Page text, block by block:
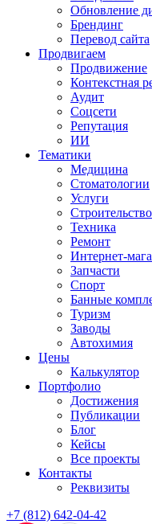
Обновление
Брендинг
Перевод сайта
Продвигаем
Продвижение
Контекстная
Аудит
Соцсети
Репутация
ИИ
Тематики
Медицина
Стоматологии
Услуги
Строительство
Техника
Ремонт
Интернет-
Запчасти
Спорт
Банные
Туризм
Заводы
Автохимия
Цены
Калькулятор
Портфолио
Достижения
Публикации
Блог
Кейсы
Все проекты
Контакты
Реквизиты
+7 (812) 642-04-42